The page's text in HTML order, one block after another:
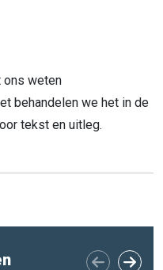
ons weten
behandelen we het in de
tekst en uitleg.